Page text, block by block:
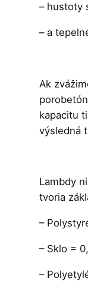
– hustoty
– a
Ak
kapacitu
výsledná
Lambdy
tvoria
–
– Sklo =
–